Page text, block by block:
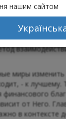
нашим сайтом
миры
- к
от Него.
в контексте